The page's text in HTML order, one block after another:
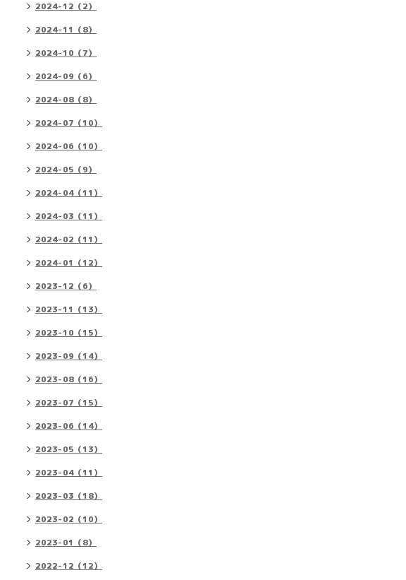
2024-12（2）
2024-11（8）
2024-10（7）
2024-09（6）
2024-08（8）
2024-07（10）
2024-06（10）
2024-05（9）
2024-04（11）
2024-03（11）
2024-02（11）
2024-01（12）
2023-12（6）
2023-11（13）
2023-10（15）
2023-09（14）
2023-08（16）
2023-07（15）
2023-06（14）
2023-05（13）
2023-04（11）
2023-03（18）
2023-02（10）
2023-01（8）
2022-12（12）